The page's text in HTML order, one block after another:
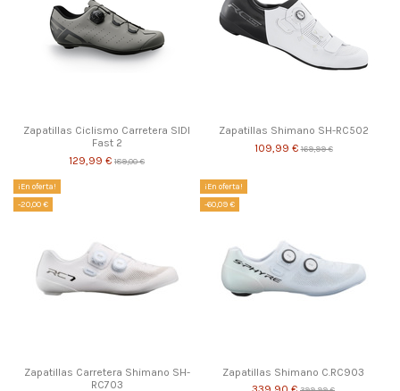
Zapatillas Ciclismo Carretera SIDI
Fast 2
129,99 € 189,00 €
Zapatillas Shimano SH-RC502
109,99 €169,99 €
¡En oferta!
-20,00 €
Zapatillas Carretera Shimano SH-
RC703
¡En oferta!
-60,09 €
Zapatillas Shimano C.RC903